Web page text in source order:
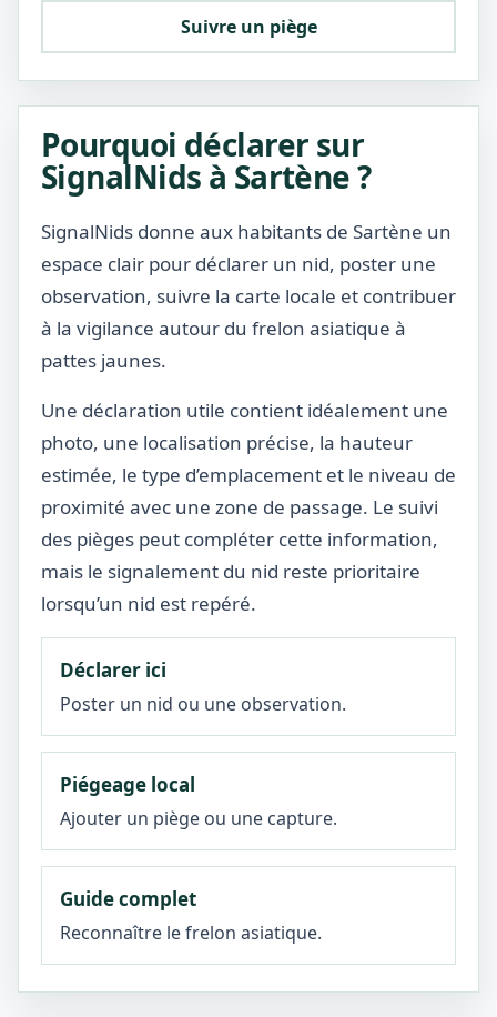
Suivre un piège
Pourquoi déclarer sur
SignalNids à Sartène ?
SignalNids donne aux habitants de Sartène un
espace clair pour déclarer un nid, poster une
observation, suivre la carte locale et contribuer
à la vigilance autour du frelon asiatique à
pattes jaunes.
Une déclaration utile contient idéalement une
photo, une localisation précise, la hauteur
estimée, le type d’emplacement et le niveau de
proximité avec une zone de passage. Le suivi
des pièges peut compléter cette information,
mais le signalement du nid reste prioritaire
lorsqu’un nid est repéré.
Déclarer ici
Poster un nid ou une observation.
Piégeage local
Ajouter un piège ou une capture.
Guide complet
Reconnaître le frelon asiatique.